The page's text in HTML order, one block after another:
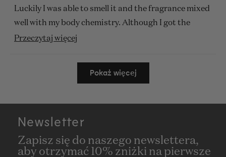
Luckily I was able to smell it and the fragrance mixed
well with my body chemistry. Although I got the
personal scent space I can really smell this fragrance
I’m glad I went with the personal scent space, any
Przeczytaj więcej
Wczytywanie...
Pokaż więcej
Newsletter
Zapisz się do naszego newslettera,
aby otrzymać 10% zniżki na pierwsze